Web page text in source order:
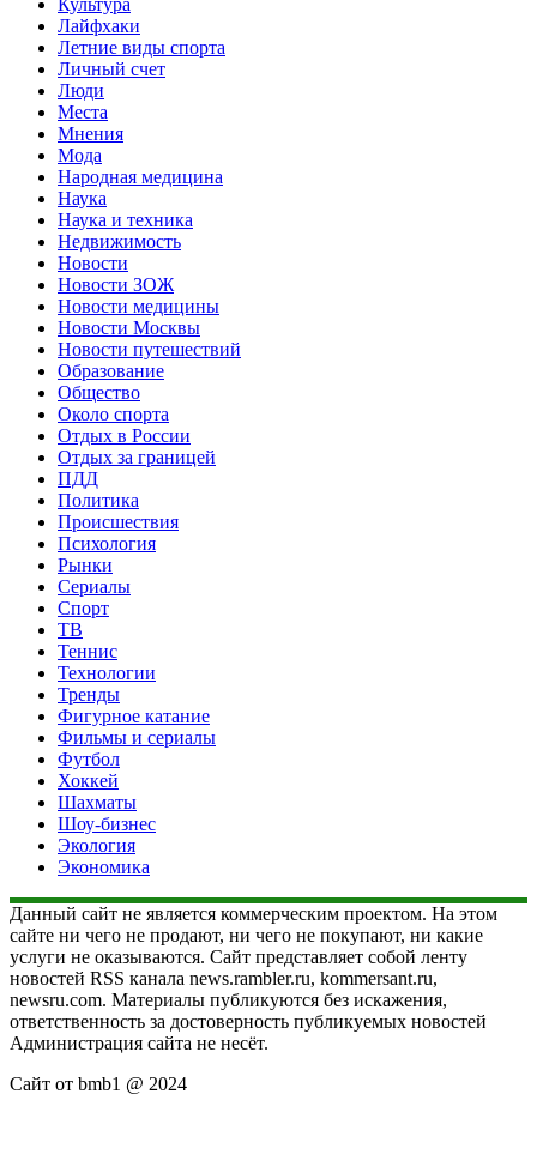
Лайфхаки
Летние виды спорта
Личный счет
Люди
Места
Мнения
Мода
Народная медицина
Наука
Наука и техника
Недвижимость
Новости
Новости ЗОЖ
Новости медицины
Новости Москвы
Новости путешествий
Образование
Общество
Около спорта
Отдых в России
Отдых за границей
ПДД
Политика
Происшествия
Психология
Рынки
Сериалы
Спорт
ТВ
Теннис
Технологии
Тренды
Фигурное катание
Фильмы и сериалы
Футбол
Хоккей
Шахматы
Шоу-бизнес
Экология
Экономика
Данный сайт не является коммерческим проектом. На этом
сайте ни чего не продают, ни чего не покупают, ни какие
услуги не оказываются. Сайт представляет собой ленту
новостей RSS канала news.rambler.ru, kommersant.ru,
newsru.com. Материалы публикуются без искажения,
ответственность за достоверность публикуемых новостей
Администрация сайта не несёт.
Сайт от bmb1 @ 2024